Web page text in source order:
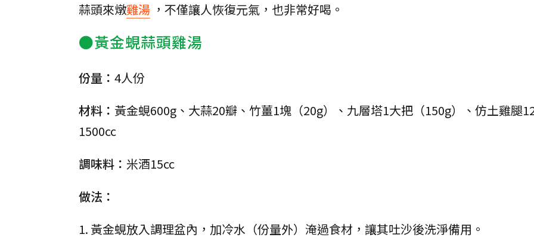
蒜頭來燉雞湯 ，不僅讓人恢復元氣，也非常好喝。
●黃金蜆蒜頭雞湯
份量： 4人份
材料： 黃金蜆600g、大蒜20瓣、竹薑1塊（20g）、九層塔1大把（150g）、仿土雞腿
1500cc
調味料： 米酒15cc
做法：
1. 黃金蜆放入調理盆內，加冷水（份量外）淹過食材，讓其吐沙後洗淨備用。